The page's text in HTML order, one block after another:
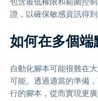
證，以確保敏感資訊得到
如何在多個
自動化腳本可能很難在
可能。透過適當的準備
行的腳本，從而實現更廣